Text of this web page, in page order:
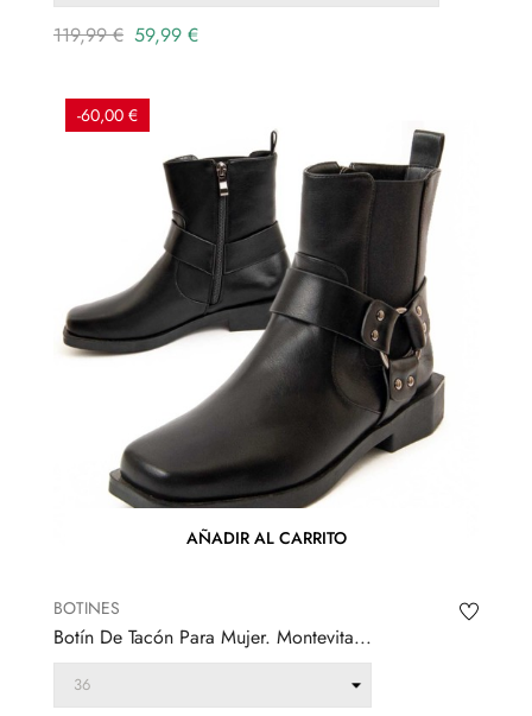
Precio
119,99 € Precio
59,99 €
-60,00 €
AÑADIR AL CARRITO
BOTINES
Botín De Tacón Para Mujer. Montevita...